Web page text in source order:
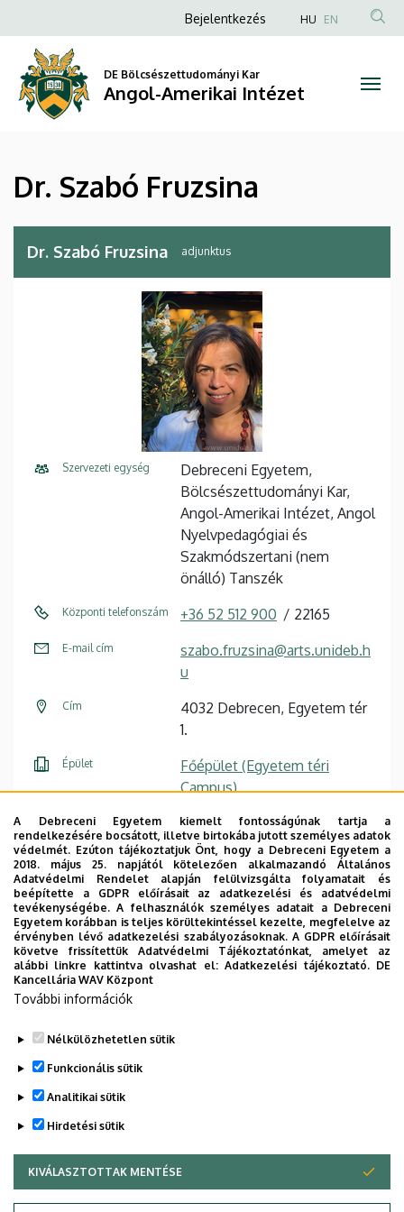
Szabó
Fruzsina
Amerikai
Intézet
a
tartalomra
Anonim
fiók
menüje
Bejelentkezés HU EN
DE Bölcsészettudományi Kar
Angol-Amerikai Intézet
Dr. Szabó Fruzsina
Dr. Szabó Fruzsina adjunktus
Szervezeti egység
Debreceni Egyetem,
Bölcsészettudományi Kar,
Angol-Amerikai Intézet, Angol
Nyelvpedagógiai és
Szakmódszertani (nem
önálló) Tanszék
Központi telefonszám +36 52 512 900 22165
E-mail cím
szabo.fruzsina@arts.unideb.h
u
Cím
4032 Debrecen, Egyetem tér
1.
Épület
Főépület (Egyetem téri
Campus)
Emelet, ajtó 1. emelet, 113
Weboldal
Szervezeti weboldal
Weboldal
Tudóstér profil
Leírás
Személyes profil / Personal profile
A Debreceni Egyetem kiemelt fontosságúnak tartja a
rendelkezésére bocsátott, illetve birtokába jutott személyes adatok
védelmét. Ezúton tájékoztatjuk Önt, hogy a Debreceni Egyetem a
2018. május 25. napjától kötelezően alkalmazandó Általános
Adatvédelmi Rendelet alapján felülvizsgálta folyamatait és
beépítette a GDPR előírásait az adatkezelési és adatvédelmi
tevékenységébe. A felhasználók személyes adatait a Debreceni
Egyetem korábban is teljes körültekintéssel kezelte, megfelelve az
érvényben lévő adatkezelési szabályozásoknak. A GDPR előírásait
követve frissítettük Adatvédelmi Tájékoztatónkat, amelyet az
alábbi linkre kattintva olvashat el:Adatkezelési tájékoztató. DE
Kancellária WAV Központ
További információk
Nélkülözhetetlen sütik
Funkcionális sütik
Analitikai sütik
Hirdetési sütik
KIVÁLASZTOTTAK MENTÉSE
WITHDRAW CONSENT